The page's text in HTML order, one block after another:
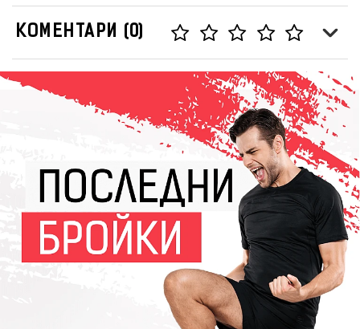
КОМЕНТАРИ (0)